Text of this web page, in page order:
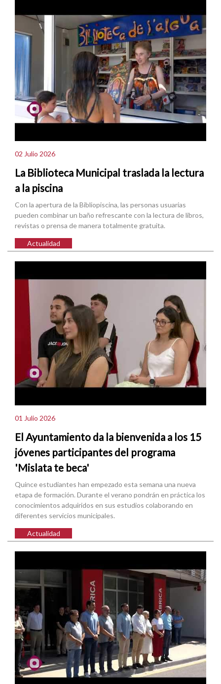
02 Julio 2026
La Biblioteca Municipal traslada la lectura
a la piscina
Con la apertura de la Bibliopiscina, las personas usuarias
pueden combinar un baño refrescante con la lectura de libros,
revistas o prensa de manera totalmente gratuita.
Actualidad
01 Julio 2026
El Ayuntamiento da la bienvenida a los 15
jóvenes participantes del programa
'Mislata te beca'
Quince estudiantes han empezado esta semana una nueva
etapa de formación. Durante el verano pondrán en práctica los
conocimientos adquiridos en sus estudios colaborando en
diferentes servicios municipales.
Actualidad